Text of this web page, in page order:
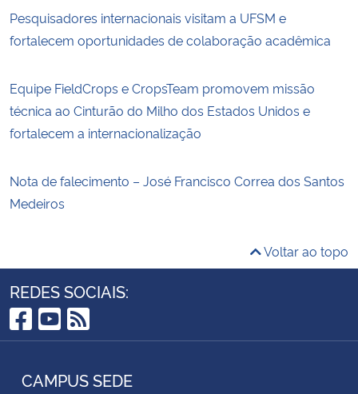
Pesquisadores internacionais visitam a UFSM e
fortalecem oportunidades de colaboração acadêmica
Equipe FieldCrops e CropsTeam promovem missão
técnica ao Cinturão do Milho dos Estados Unidos e
fortalecem a internacionalização
Nota de falecimento – José Francisco Correa dos Santos
Medeiros
Voltar ao topo
REDES SOCIAIS:
Facebook
YouTube
RSS
CAMPUS SEDE